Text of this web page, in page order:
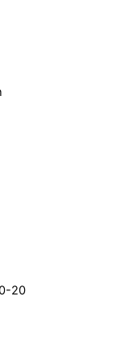
20